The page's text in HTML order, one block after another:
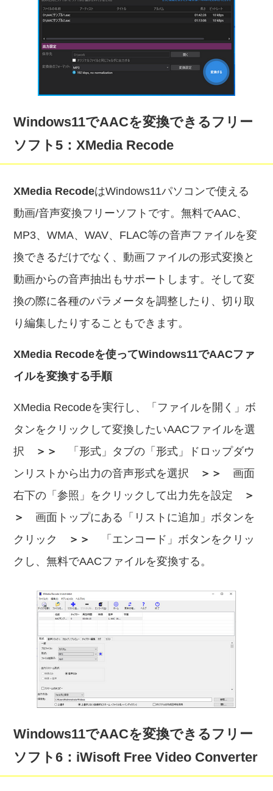
Windows11でAACを変換できるフリー
ソフト5：XMedia Recode
XMedia RecodeはWindows11パソコンで使える
動画/音声変換フリーソフトです。無料でAAC、
MP3、WMA、WAV、FLAC等の音声ファイルを変
換できるだけでなく、動画ファイルの形式変換と
動画からの音声抽出もサポートします。そして変
換の際に各種のパラメータを調整したり、切り取
り編集したりすることもできます。
XMedia Recodeを使ってWindows11でAACファ
イルを変換する手順
XMedia Recodeを実行し、「ファイルを開く」ボ
タンをクリックして変換したいAACファイルを選
択
＞＞
「形式」タブの「形式」ドロップダウ
ンリストから出力の音声形式を選択
＞＞
画面
右下の「参照」をクリックして出力先を設定
＞
＞
画面トップにある「リストに追加」ボタンを
クリック
＞＞
「エンコード」ボタンをクリッ
クし、無料でAACファイルを変換する。
Windows11でAACを変換できるフリー
ソフト6：iWisoft Free Video Converter